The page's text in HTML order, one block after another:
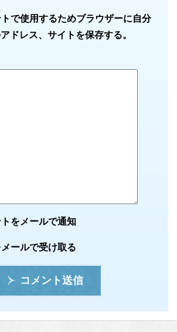
で使用するためブラウザーに自分
ドレス、サイトを保存する。
をメールで通知
ールで受け取る
コメント送信